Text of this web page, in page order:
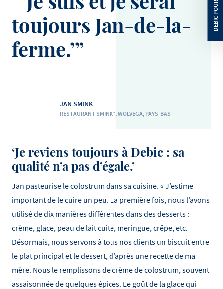
toujours Jan-de-la-
ferme.’
JAN SMINK
RESTAURANT SMINK*, WOLVEGA, PAYS-BAS
‘Je reviens toujours à Debic : sa
qualité n’a pas d’égale.’
Jan pasteurise le colostrum dans sa cuisine. « J’estime
important de le cuire un peu. La première fois, nous l’avons
utilisé de dix manières différentes dans des desserts :
crème, glace, peau de lait cuite, meringue, crêpe, etc.
Désormais, nous servons à tous nos clients un biscuit entre
le plat principal et le dessert, d’après une recette de ma
mère. Nous le remplissons de crème de colostrum, souvent
assaisonnée de quelques épices. Le goût de la glace qui